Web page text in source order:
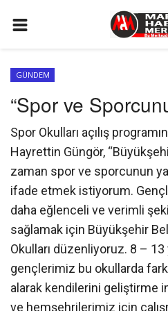
GÜNDEM
SİYASET
EKONOMİ
SPOR
İLETİŞİM
KÜNYE
FOTO GALERİ
KÜLTÜR SANAT
GÜNDEM
“Spor ve
Spor Okulları açılış
Hayrettin Güngör,
zaman spor ve sporcunun
ifade etmek istiyorum.
daha eğlenceli ve verimli
sağlamak için Büyükşehir
Okulları düzenliyoruz. 8 – 13
gençlerimiz bu okullarda
alarak kendilerini geliştirme
ve hemşehrilerimiz için